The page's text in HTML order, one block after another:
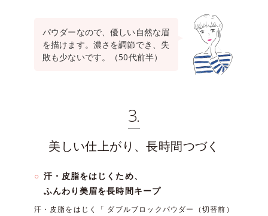
パウダーなので、優しい自然な眉
を描けます。濃さを調節でき、失
敗も少ないです。（50代前半）
3.
美しい仕上がり、長時間つづく
汗・皮脂をはじくため、
ふんわり美眉を長時間キープ
汗・皮脂をはじく「 ダブルブロックパウダー（切替前）